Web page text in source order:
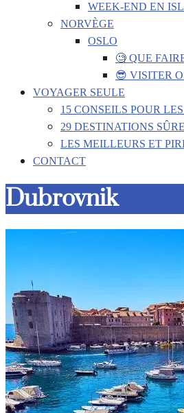
WEEK-END EN
NORVÈGE
OSLO
🧐 QUE
😎 VISITER
VOYAGER SEULE
15 CONSEILS POUR
29 DESTINATIONS
LES MEILLEURS ET
CONTACT
Dubrovnik